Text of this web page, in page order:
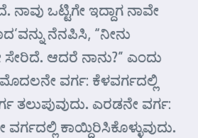
ನಾವು ಒಟ್ಟಿಗೇ ಇದ್ದಾಗ ನಾವೇ
ನೆನಪಿಸಿ, “ನೀನು
ಆದರೆ ನಾನು?” ಎಂದು
ವರ್ಗ: ಕೆಳವರ್ಗದಲ್ಲಿ
ತಲುಪುವುದು. ಎರಡನೇ ವರ್ಗ:
ವರ್ಗದಲ್ಲಿ ಕಾಯ್ದಿರಿಸಿಕೊಳ್ಳುವುದು.